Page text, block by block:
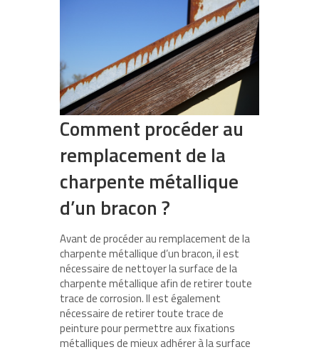
Comment procéder au
remplacement de la
charpente métallique
d’un bracon ?
Avant de procéder au remplacement de la
charpente métallique d’un bracon, il est
nécessaire de nettoyer la surface de la
charpente métallique afin de retirer toute
trace de corrosion. Il est également
nécessaire de retirer toute trace de
peinture pour permettre aux fixations
métalliques de mieux adhérer à la surface